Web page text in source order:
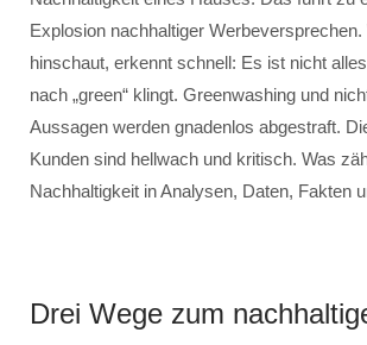
Explosion nachhaltiger Werbeversprechen.
hinschaut, erkennt schnell: Es ist nicht
nach „green“ klingt. Greenwashing und
Aussagen werden gnadenlos abgestraft.
Kunden sind hellwach und kritisch. Was
Nachhaltigkeit in Analysen, Daten, Fakten
Drei Wege zum